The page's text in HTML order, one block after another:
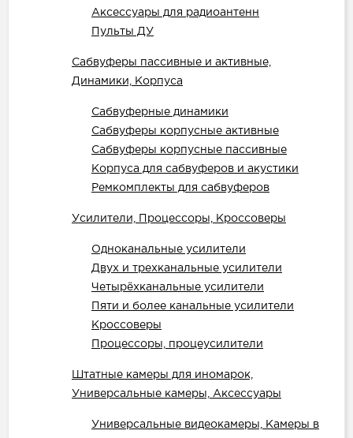
Аксессуары для радиоантенн
Пульты ДУ
Сабвуферы пассивные и активные,
Динамики, Корпуса
Сабвуферные динамики
Cабвуферы корпусные активные
Cабвуферы корпусные пассивные
Корпуса для сабвуферов и акустики
Ремкомплекты для сабвуферов
Усилители, Процессоры, Кроссоверы
Одноканальные усилители
Двух и трехканальные усилители
Четырёхканальные усилители
Пяти и более канальные усилители
Кроссоверы
Процессоры, процеусилители
Штатные камеры для иномарок,
Универсальные камеры, Аксессуары
Универсальные видеокамеры, Камеры в